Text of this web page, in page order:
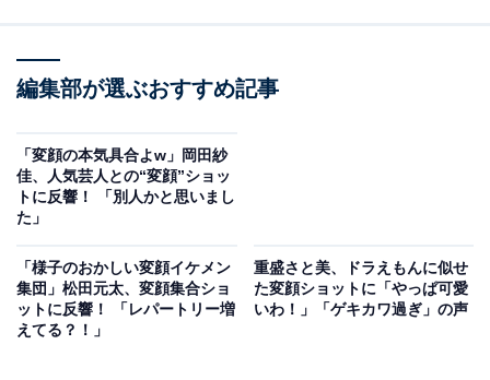
編集部が選ぶおすすめ記事
「変顔の本気具合よw」岡田紗
佳、人気芸人との“変顔”ショッ
トに反響！ 「別人かと思いまし
た」
「様子のおかしい変顔イケメン
集団」松田元太、変顔集合ショ
ットに反響！ 「レパートリー増
えてる？！」
重盛さと美、ドラえもんに似せ
た変顔ショットに「やっぱ可愛
いわ！」「ゲキカワ過ぎ」の声